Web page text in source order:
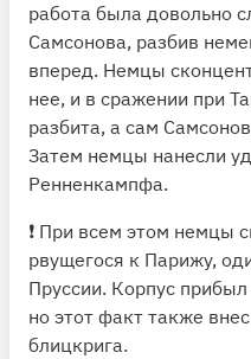
работа была довольно
Самсонова, разбив
вперед. Немцы
нее, и в сражении при
разбита, а сам
Затем немцы нанесли
Ренненкампфа.
❗️ При всем этом немцы
рвущегося к Парижу,
Пруссии. Корпус
но этот факт также
блицкрига.